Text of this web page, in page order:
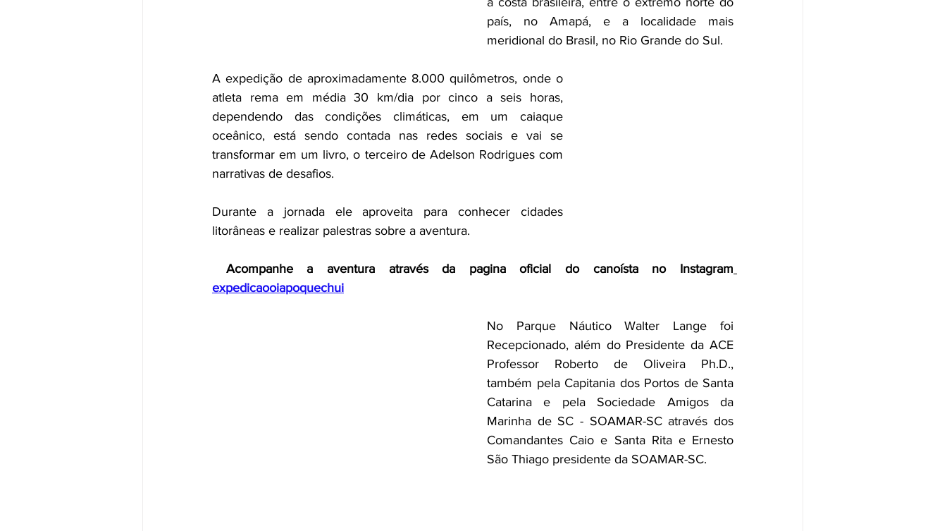
país, no Amapá, e a localidade mais
meridional do Brasil, no Rio Grande do Sul.
A expedição de aproximadamente 8.000 quilômetros, onde o
atleta rema em média 30 km/dia por cinco a seis horas,
dependendo das condições climáticas, em um caiaque
oceânico, está sendo contada nas redes sociais e vai se
transformar em um livro, o terceiro de Adelson Rodrigues com
narrativas de desafios.
Durante a jornada ele aproveita para conhecer cidades
litorâneas e realizar palestras sobre a aventura.
Acompanhe a aventura através da pagina oficial do canoísta no Instagram
expedicaooiapoquechui
No Parque Náutico Walter Lange foi
Recepcionado, além do Presidente da ACE
Professor Roberto de Oliveira Ph.D.,
também pela Capitania dos Portos de Santa
Catarina e pela Sociedade Amigos da
Marinha de SC - SOAMAR-SC através dos
Comandantes Caio e Santa Rita e Ernesto
São Thiago presidente da SOAMAR-SC.